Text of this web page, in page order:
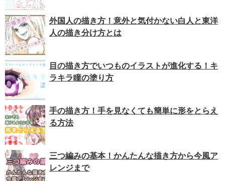
外国人の描き方！意外と気付かない白人と東洋
人の描き分け方とは
目の描き方でいつものイラストが進化する！キ
ラキラ瞳の塗り方
手の描き方！手を見なくても簡単に形をとらえ
る方法
三つ編みの基本！かんたんな描き方から今風ア
レンジまで